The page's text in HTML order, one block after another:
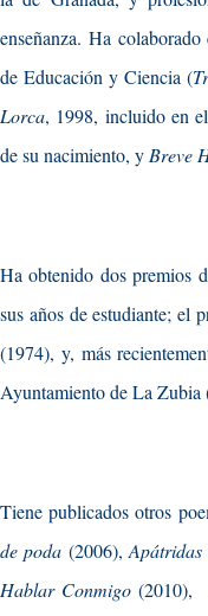
enseñanza. Ha
de Educación y Ciencia (
Lorca, 1998, incluido en
de su nacimiento, y Breve
Ha obtenido dos premios
sus años de estudiante; el
(1974), y, más
Ayuntamiento de La
Tiene publicados otros
de poda (2006),Apátridas
Hablar Conmigo (2010),